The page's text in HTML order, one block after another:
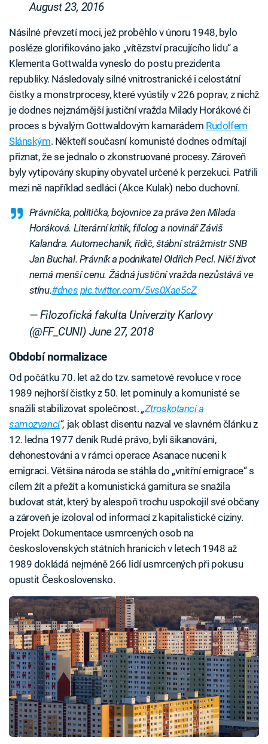
August 23, 2016
Násilné převzetí moci, jež proběhlo v únoru 1948, bylo
posléze glorifikováno jako „vítězství pracujícího lidu“ a
Klementa Gottwalda vyneslo do postu prezidenta
republiky. Následovaly silné vnitrostranické i celostátní
čistky a monstrprocesy, které vyústily v 226 poprav, z nichž
je dodnes nejznámější justiční vražda Milady Horákové či
proces s bývalým Gottwaldovým kamarádem Rudolfem
Slánským. Někteří současní komunisté dodnes odmítají
přiznat, že se jednalo o zkonstruované procesy. Zároveň
byly vytipovány skupiny obyvatel určené k perzekuci. Patřili
mezi ně například sedláci (Akce Kulak) nebo duchovní.
Právnička, politička, bojovnice za práva žen Milada
Horáková. Literární kritik, filolog a novinář Záviš
Kalandra. Automechanik, řidič, štábní strážmistr SNB
Jan Buchal. Právník a podnikatel Oldřich Pecl. Ničí život
nemá menší cenu. Žádná justiční vražda nezůstává ve
stínu.#dnes pic.twitter.com/5vs0Xae5cZ
— Filozofická fakulta Univerzity Karlovy
(@FF_CUNI) June 27, 2018
Období normalizace
Od počátku 70. let až do tzv. sametové revoluce v roce
1989 nejhorší čistky z 50. let pominuly a komunisté se
snažili stabilizovat společnost.„Ztroskotanci a
samozvanci“, jak oblast disentu nazval ve slavném článku z
12. ledna 1977 deník Rudé právo, byli šikanováni,
dehonestováni a v rámci operace Asanace nuceni k
emigraci. Většina národa se stáhla do „vnitřní emigrace“ s
cílem žít a přežít a komunistická garnitura se snažila
budovat stát, který by alespoň trochu uspokojil své občany
a zároveň je izoloval od informací z kapitalistické ciziny.
Projekt Dokumentace usmrcených osob na
československých státních hranicích v letech 1948 až
1989 dokládá nejméně 266 lidí usmrcených při pokusu
opustit Československo.